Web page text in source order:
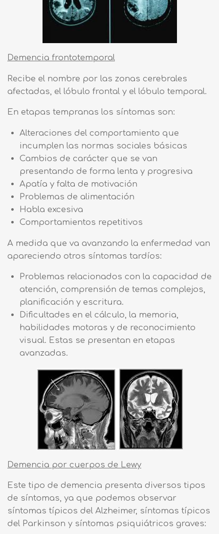
Demencia frontotemporal
Recibe el nombre por las zonas cerebrales
afectadas, el lóbulo frontal y el lóbulo temporal.
En etapas tempranas los síntomas son:
Alteraciones del comportamiento que
incumplen las normas sociales básicas
Cambios de carácter que se van
presentando de forma lenta y progresiva
Apatía y falta de motivación
Problemas de alimentación
Habla excesiva
Comportamientos repetitivos
A medida que va avanzando la enfermedad van
apareciendo otros síntomas tardíos:
Problemas relacionados con la capacidad de
atención, comprensión de temas complejos,
planificación y escritura.
Dificultades en el cálculo, la memoria,
habilidades motoras y de reconocimiento
visual. Estas se presentan en etapas
avanzadas.
Demencia por cuerpos de Lewy
Este tipo de demencia presenta diversos tipos
de síntomas, ya que podemos observar
síntomas típicos del Alzheimer, síntomas típicos
del Parkinson y síntomas psiquiátricos graves: